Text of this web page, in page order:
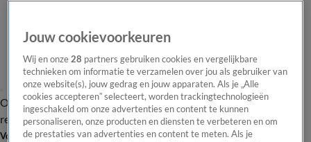
Overzicht Laatste nieuws Regionieuws Het beste van Hart
Tip de
redactie
Volg Hart van Nederland
Jouw cookievoorkeuren
Wij en onze28 partners gebruiken cookies en vergelijkbare
technieken om informatie te verzamelen over jou als gebruiker van
onze website(s), jouw gedrag en jouw apparaten. Als je „Alle
cookies accepteren” selecteert, worden trackingtechnologieën
ingeschakeld om onze advertenties en content te kunnen
personaliseren, onze producten en diensten te verbeteren en om
de prestaties van advertenties en content te meten. Als je